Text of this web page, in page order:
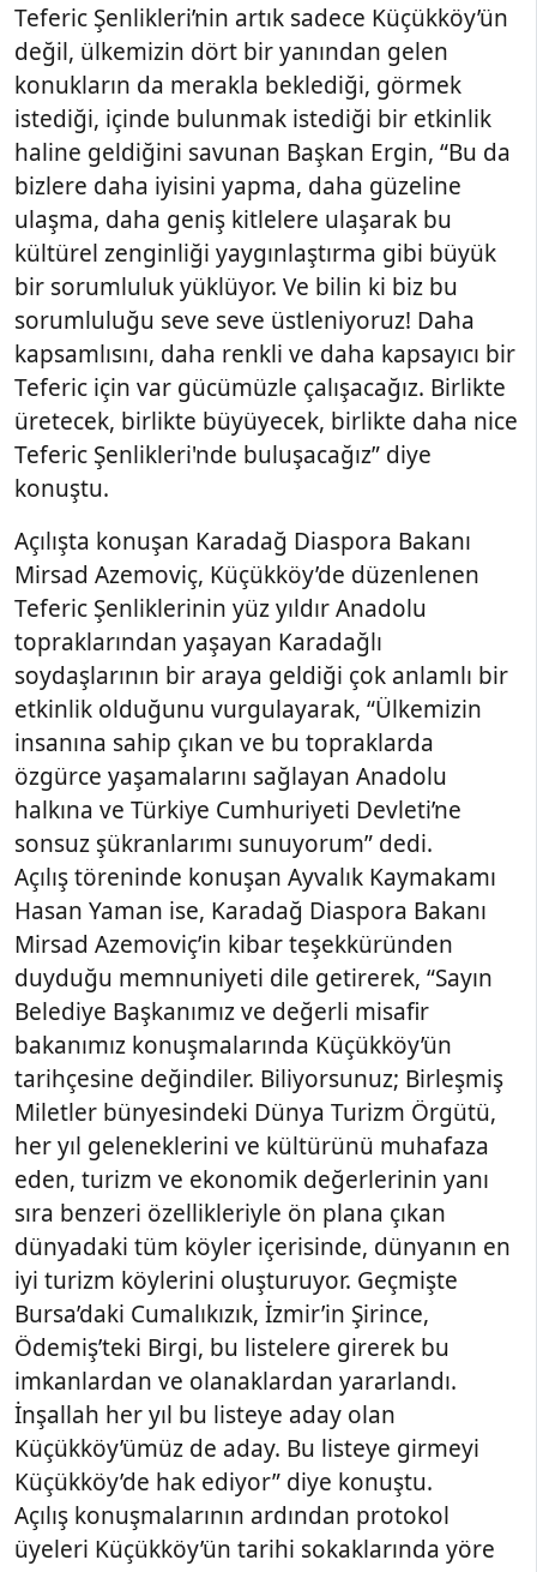
Teferic Şenlikleri’nin artık sadece Küçükköy’ün
değil, ülkemizin dört bir yanından gelen
konukların da merakla beklediği, görmek
istediği, içinde bulunmak istediği bir etkinlik
haline geldiğini savunan Başkan Ergin, “Bu da
bizlere daha iyisini yapma, daha güzeline
ulaşma, daha geniş kitlelere ulaşarak bu
kültürel zenginliği yaygınlaştırma gibi büyük
bir sorumluluk yüklüyor. Ve bilin ki biz bu
sorumluluğu seve seve üstleniyoruz! Daha
kapsamlısını, daha renkli ve daha kapsayıcı bir
Teferic için var gücümüzle çalışacağız. Birlikte
üretecek, birlikte büyüyecek, birlikte daha nice
Teferic Şenlikleri'nde buluşacağız” diye
konuştu.
Açılışta konuşan Karadağ Diaspora Bakanı
Mirsad Azemoviç, Küçükköy’de düzenlenen
Teferic Şenliklerinin yüz yıldır Anadolu
topraklarından yaşayan Karadağlı
soydaşlarının bir araya geldiği çok anlamlı bir
etkinlik olduğunu vurgulayarak, “Ülkemizin
insanına sahip çıkan ve bu topraklarda
özgürce yaşamalarını sağlayan Anadolu
halkına ve Türkiye Cumhuriyeti Devleti’ne
sonsuz şükranlarımı sunuyorum” dedi.
Açılış töreninde konuşan Ayvalık Kaymakamı
Hasan Yaman ise, Karadağ Diaspora Bakanı
Mirsad Azemoviç’in kibar teşekküründen
duyduğu memnuniyeti dile getirerek, “Sayın
Belediye Başkanımız ve değerli misafir
bakanımız konuşmalarında Küçükköy’ün
tarihçesine değindiler. Biliyorsunuz; Birleşmiş
Miletler bünyesindeki Dünya Turizm Örgütü,
her yıl geleneklerini ve kültürünü muhafaza
eden, turizm ve ekonomik değerlerinin yanı
sıra benzeri özellikleriyle ön plana çıkan
dünyadaki tüm köyler içerisinde, dünyanın en
iyi turizm köylerini oluşturuyor. Geçmişte
Bursa’daki Cumalıkızık, İzmir’in Şirince,
Ödemiş’teki Birgi, bu listelere girerek bu
imkanlardan ve olanaklardan yararlandı.
İnşallah her yıl bu listeye aday olan
Küçükköy’ümüz de aday. Bu listeye girmeyi
Küçükköy’de hak ediyor” diye konuştu.
Açılış konuşmalarının ardından protokol
üyeleri Küçükköy’ün tarihi sokaklarında yöre